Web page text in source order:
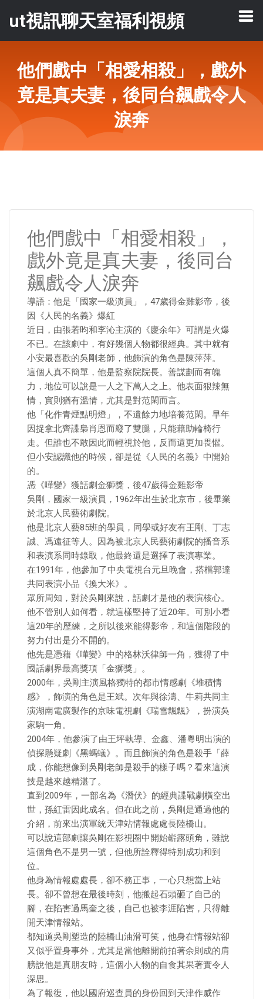
ut視訊聊天室福利視頻
他們戲中「相愛相殺」，戲外
竟是真夫妻，後同台飆戲令人
淚奔
他們戲中「相愛相殺」，
戲外竟是真夫妻，後同台
飆戲令人淚奔
導語：他是「國家一級演員」，47歲得金雞影帝，後
因《人民的名義》爆紅
近日，由張若昀和李沁主演的《慶余年》可謂是火爆
不已。在該劇中，有好幾個人物都很經典。其中就有
小安最喜歡的吳剛老師，他飾演的角色是陳萍萍。
這個人真不簡單，他是監察院院長。善謀劃而有魄
力，地位可以說是一人之下萬人之上。他表面狠辣無
情，實則猶有溫情，尤其是對范閑而言。
他「化作青煙點明燈」，不遺餘力地培養范閑。早年
因捉拿北齊諜梟肖恩而廢了雙腿，只能藉助輪椅行
走。但誰也不敢因此而輕視於他，反而還更加畏懼。
但小安認識他的時候，卻是從《人民的名義》中開始
的。
憑《嘩變》獲話劇金獅獎，後47歲得金雞影帝
吳剛，國家一級演員，1962年出生於北京市，後畢業
於北京人民藝術劇院。
他是北京人藝85班的學員，同學或好友有王剛、丁志
誠、馮遠征等人。因為被北京人民藝術劇院的播音系
和表演系同時錄取，他最終還是選擇了表演專業。
在1991年，他參加了中央電視台元旦晚會，搭檔郭達
共同表演小品《換大米》。
眾所周知，對於吳剛來說，話劇才是他的表演核心。
他不管別人如何看，就這樣堅持了近20年。可別小看
這20年的歷練，之所以後來能得影帝，和這個階段的
努力付出是分不開的。
他先是憑藉《嘩變》中的格林沃律師一角，獲得了中
國話劇界最高獎項「金獅獎」。
2000年，吳剛主演風格獨特的都市情感劇《堆積情
感》，飾演的角色是王斌。次年與徐濤、牛莉共同主
演湖南電廣製作的京味電視劇《瑞雪飄飄》，扮演吳
家駒一角。
2004年，他參演了由王坪執導、金鑫、潘粵明出演的
偵探懸疑劇《黑螞蟻》。而且飾演的角色是殺手「薛
成，你能想像到吳剛老師是殺手的樣子嗎？看來這演
技是越來越精湛了。
直到2009年，一部名為《潛伏》的經典諜戰劇橫空出
世，孫紅雷因此成名。但在此之前，吳剛是通過他的
介紹，前來出演軍統天津站情報處處長陸橋山。
可以說這部劇讓吳剛在影視圈中開始嶄露頭角，雖說
這個角色不是男一號，但他所詮釋得特別成功和到
位。
他身為情報處處長，卻不務正事，一心只想當上站
長。卻不曾想在最後時刻，他搬起石頭砸了自己的
腳，在陷害過馬奎之後，自己也被李涯陷害，只得離
開天津情報站。
都知道吳剛塑造的陸橋山油滑可笑，他身在情報站卻
又似乎置身事外，尤其是當他離開前拍著余則成的肩
膀說他是真朋友時，這個小人物的自食其果著實令人
深思。
為了報復，他以國府巡查員的身份回到天津作威作